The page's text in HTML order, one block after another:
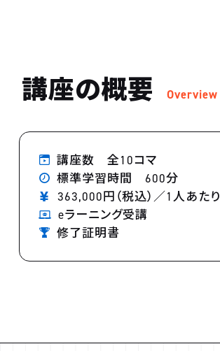
講座の概要 Overview
講座数 全10コマ
標準学習時間 600分
363,000円（税込）／1人あたり
eラーニング受講
修了証明書